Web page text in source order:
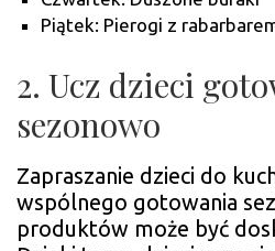
Piątek: Pierogi z
2. Ucz dzieci
sezonowo
Zapraszanie dzieci do
wspólnego gotowania
produktów może być